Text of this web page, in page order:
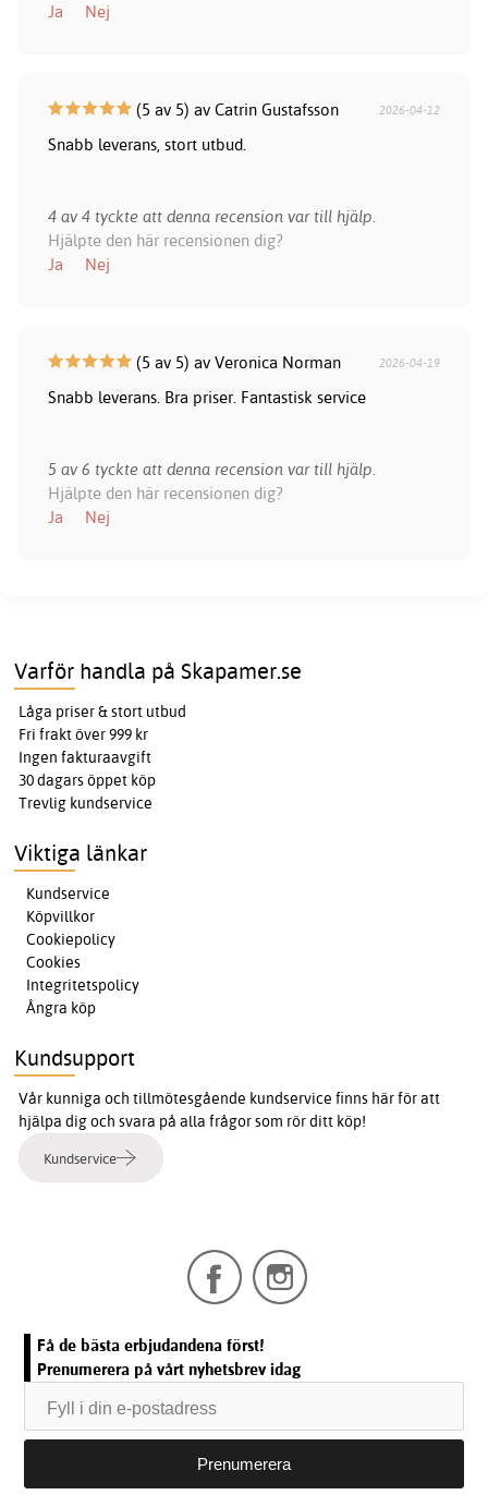
Ja
Nej
(5 av 5) av Catrin Gustafsson 2026-04-12
Snabb leverans, stort utbud.
4 av 4 tyckte att denna recension var till hjälp.
Hjälpte den här recensionen dig?
Ja
Nej
(5 av 5) av Veronica Norman 2026-04-19
Snabb leverans. Bra priser. Fantastisk service
5 av 6 tyckte att denna recension var till hjälp.
Hjälpte den här recensionen dig?
Ja
Nej
Varför handla på Skapamer.se
Låga priser & stort utbud
Fri frakt över 999 kr
Ingen fakturaavgift
30 dagars öppet köp
Trevlig kundservice
Viktiga länkar
Kundservice
Köpvillkor
Cookiepolicy
Cookies
Integritetspolicy
Ångra köp
Kundsupport
Vår kunniga och tillmötesgående kundservice finns här för att
hjälpa dig och svara på alla frågor som rör ditt köp!
Kundservice
Få de bästa erbjudandena först!
Prenumerera på vårt nyhetsbrev idag